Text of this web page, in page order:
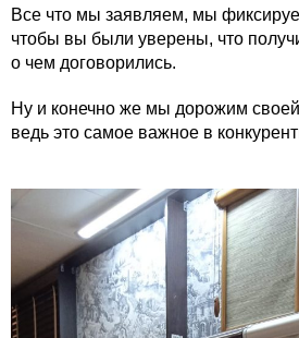
Все что мы заявляем, мы
чтобы вы были уверены, что
о чем договорились.
Ну и конечно же мы дорожим
ведь это самое важное в